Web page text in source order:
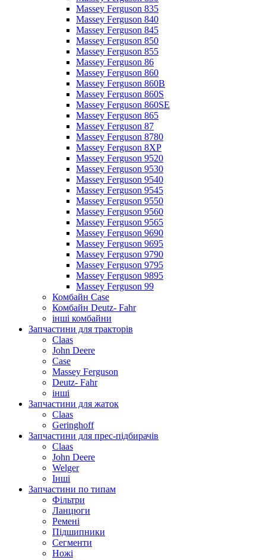
Massey Ferguson 835
Massey Ferguson 840
Massey Ferguson 845
Massey Ferguson 850
Massey Ferguson 855
Massey Ferguson 86
Massey Ferguson 860
Massey Ferguson 860B
Massey Ferguson 860S
Massey Ferguson 860SE
Massey Ferguson 865
Massey Ferguson 87
Massey Ferguson 8780
Massey Ferguson 8XP
Massey Ferguson 9520
Massey Ferguson 9530
Massey Ferguson 9540
Massey Ferguson 9545
Massey Ferguson 9550
Massey Ferguson 9560
Massey Ferguson 9565
Massey Ferguson 9690
Massey Ferguson 9695
Massey Ferguson 9790
Massey Ferguson 9795
Massey Ferguson 9895
Massey Ferguson 99
Комбайн Case
Комбайн Deutz- Fahr
інші комбайни
Запчастини для тракторів
Claas
John Deere
Case
Massey Ferguson
Deutz- Fahr
інші
Запчастини для жаток
Claas
Geringhoff
Запчастини для прес-підбирачів
Claas
John Deere
Welger
Інші
Запчастини по типам
Фільтри
Ланцюги
Ремені
Підшипники
Сегменти
Ножі